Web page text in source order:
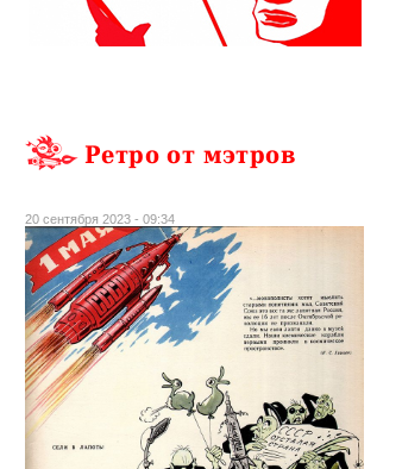
Ретро от мэтров
20 сентября 2023 - 09:34